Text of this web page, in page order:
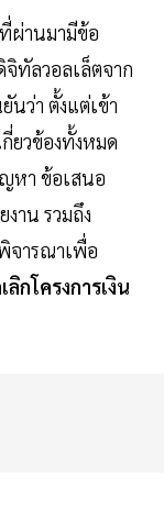
ผ่านมามีข้อ
จิทัลวอลเล็ตจาก
นว่า ตั้งแต่เข้า
ยวข้องทั้งหมด
หา ข้อเสนอ
าน รวมถึง
จารณาเพื่อ
กโครงการเงิน